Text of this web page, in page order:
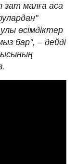
зат малға аса
өсімдіктер
бар", – дейді